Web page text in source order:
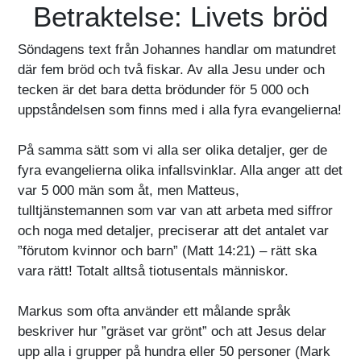
Betraktelse: Livets bröd
Söndagens text från Johannes handlar om matundret
där fem bröd och två fiskar. Av alla Jesu under och
tecken är det bara detta brödunder för 5 000 och
uppståndelsen som finns med i alla fyra evangelierna!
På samma sätt som vi alla ser olika detaljer, ger de
fyra evangelierna olika infallsvinklar. Alla anger att det
var 5 000 män som åt, men Matteus,
tulltjänstemannen som var van att arbeta med siffror
och noga med detaljer, preciserar att det antalet var
”förutom kvinnor och barn” (Matt 14:21) – rätt ska
vara rätt! Totalt alltså tiotusentals människor.
Markus som ofta använder ett målande språk
beskriver hur ”gräset var grönt” och att Jesus delar
upp alla i grupper på hundra eller 50 personer (Mark